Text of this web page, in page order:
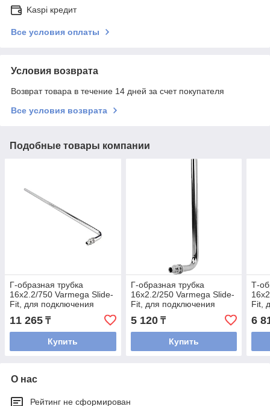
Kaspi кредит
Все условия оплаты
Условия возврата
Возврат товара в течение 14 дней за счет покупателя
Все условия возврата
Подобные товары компании
Г-образная трубка
16х2.2/750 Varmega Slide-
Fit, для подключения
радиатора
11 265 ₸
Купить
Г-образная трубка
16х2.2/250 Varmega Slide-
Fit, для подключения
радиатора
5 120₸
Купить
Т-
Fit,
6
О нас
Рейтинг не сформирован